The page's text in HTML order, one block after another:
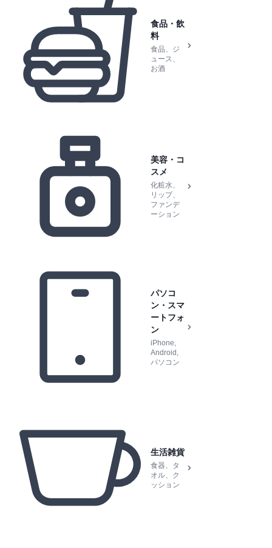
食品・飲
料
食品、ジ
ュース、
お酒
美容・コ
スメ
化粧水、
リップ、
ファンデ
ーション
パソコ
ン・スマ
ートフォ
ン
iPhone,
Android,
パソコン
生活雑貨
食器、タ
オル、ク
ッション